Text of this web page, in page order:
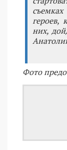
героев,
них,
Фото